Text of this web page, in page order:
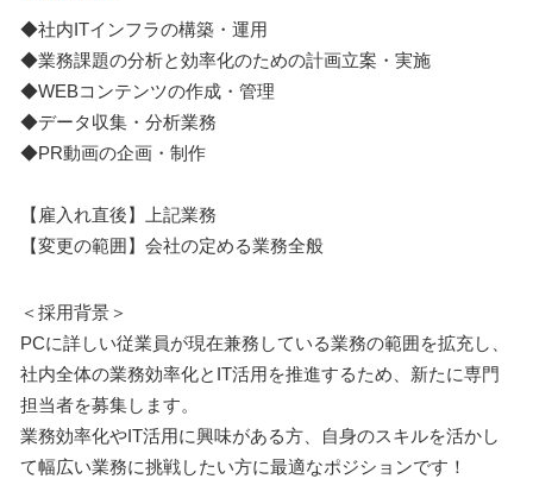
◆社内ITインフラの構築・運用
◆業務課題の分析と効率化のための計画立案・実施
◆WEBコンテンツの作成・管理
◆データ収集・分析業務
◆PR動画の企画・制作
【雇入れ直後】上記業務
【変更の範囲】会社の定める業務全般
＜採用背景＞
PCに詳しい従業員が現在兼務している業務の範囲を拡充し、
社内全体の業務効率化とIT活用を推進するため、新たに専門
担当者を募集します。
業務効率化やIT活用に興味がある方、自身のスキルを活かし
て幅広い業務に挑戦したい方に最適なポジションです！